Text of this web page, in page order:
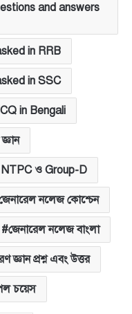
and answers
in RRB
in SSC
in Bengali
NTPC ও Group-D
নলেজ কোশ্চেন
জেনারেল নলেজ বাংলা
জ্ঞান প্রশ্ন এবং উত্তর
চয়েস